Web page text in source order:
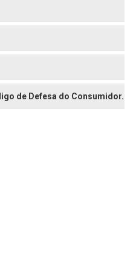
de Defesa do Consumidor.